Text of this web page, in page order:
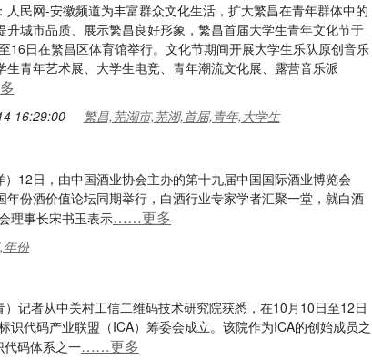
人民网-安徽频道为丰富群众文化生活，扩大繁昌在青年群体中的
升城市品质、展示繁昌良好形象，繁昌首届大学生青年文化节于
16日在繁昌区体育馆举行。文化节期间开展大学生乐队原创音乐
生青年艺术展、大学生电竞、青年潮流文化展、露营音乐派
16:29:00 繁昌,芜湖市,芜湖,首届,青年,大学生
12日，由中国酒业协会主办的第十九届中国国际酒业博览会
年份酒价值论坛同期举行，白酒行业专家学者汇聚一堂，就白酒
理事长宋书玉表示……更多
年份
记者从中关村工信二维码技术研究院获悉，在10月10日至12日
代码产业联盟（ICA）筹委会成立。该院作为ICA的创始成员之
码体系之一……更多